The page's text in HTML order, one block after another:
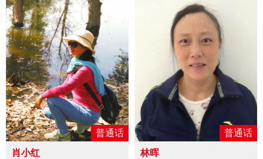
普通话
肖小红
普通话
林晖